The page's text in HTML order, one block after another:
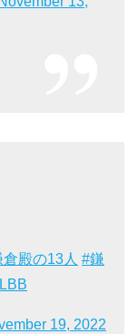
倉殿の13人 #鎌
19, 2022